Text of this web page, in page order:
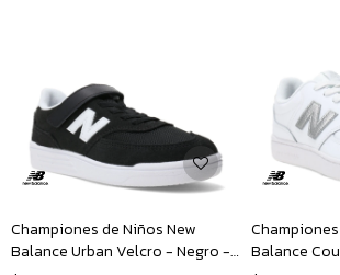
Championes de Niños New
Balance Urban Velcro - Negro -
Balance